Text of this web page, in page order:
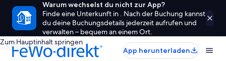
Warum wechselst du nicht zur App?
Finde eine Unterkunft in . Nach der Buchung kannst
du deine Buchungsdetails jederzeit aufrufen und
verwalten – bequem an einem Ort.
Zum Hauptinhalt springen
App herunterladen